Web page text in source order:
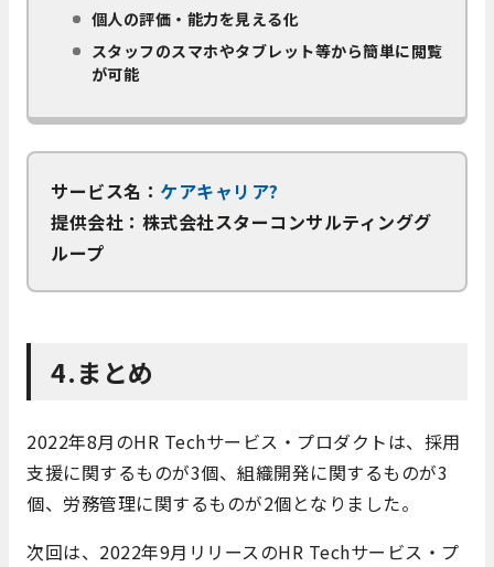
個人の評価・能力を見える化
スタッフのスマホやタブレット等から簡単に閲覧
が可能
サービス名： ケアキャリア?
提供会社：株式会社スターコンサルティンググ
ループ
4.まとめ
2022年8月のHR Techサービス・プロダクトは、採用
支援に関するものが3個、組織開発に関するものが3
個、労務管理に関するものが2個となりました。
次回は、2022年9月リリースのHR Techサービス・プ